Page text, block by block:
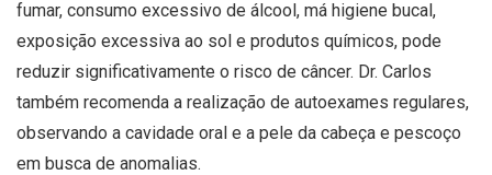
fumar, consumo excessivo de álcool, má higiene bucal,
exposição excessiva ao sol e produtos químicos, pode
reduzir significativamente o risco de câncer. Dr. Carlos
também recomenda a realização de autoexames regulares,
observando a cavidade oral e a pele da cabeça e pescoço
em busca de anomalias.